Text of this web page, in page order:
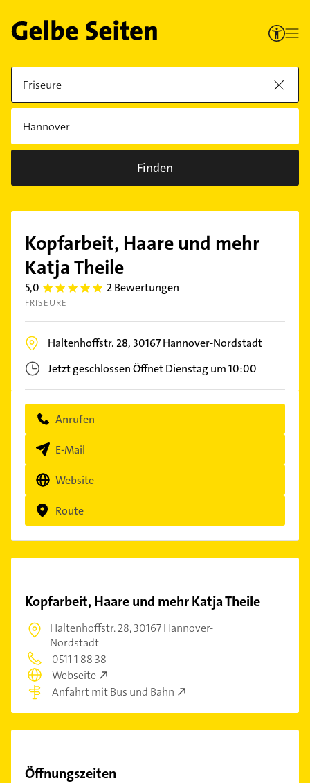
Finden
Kopfarbeit, Haare und mehr
Katja Theile
5,0 5.0 2 Bewertungen
FRISEURE
Haltenhoffstr. 28, 30167Hannover-Nordstadt
Jetzt geschlossenÖffnet Dienstag um 10:00
Anrufen
E-Mail
Website
Route
Kopfarbeit, Haare und mehr Katja Theile
Haltenhoffstr. 28,30167 Hannover-
Nordstadt
0511 1 88 38
Webseite
Anfahrt mit Bus und Bahn
Öffnungszeiten